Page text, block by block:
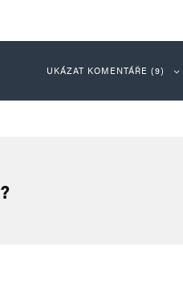
UKÁZAT KOMENTÁŘE (9)
životního prostředí